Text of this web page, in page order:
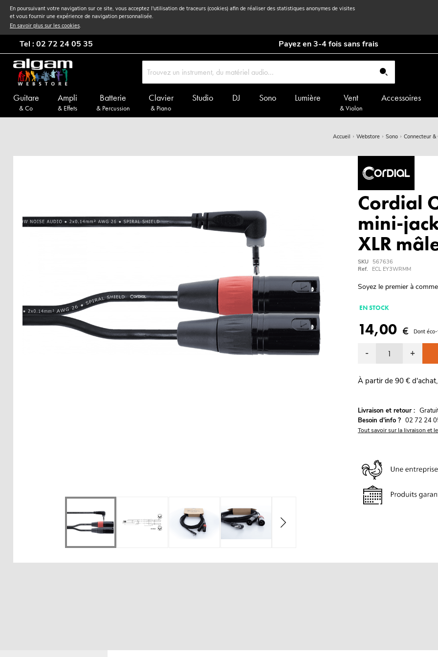
En poursuivant votre navigation sur ce site, vous acceptez l'utilisation de traceurs (cookies) afin de réaliser des statistiques anonymes de visites
et vous fournir une expérience de navigation personnalisée.
En savoir plus sur les cookies.
Tel : 02 72 24 05 35 Payez en 3-4 fois sans frais
Guitare
& Co
Ampli
& Effets
Batterie
& Percussion
Clavier
& Piano
Studio DJ Sono Lumière Vent
& Violon
Accessoires
Accueil Webstore Sono Connecteur &
Cordial
mini-
XLR
SKU 567636
Ref.
ECL EY3WRMM
Soyez le premier à
EN STOCK
14,00 € Dont
- +
À partir de 90 €
Livraison et retour : G
Besoin d'info ? 02 72 24
Tout savoir sur la livraison et